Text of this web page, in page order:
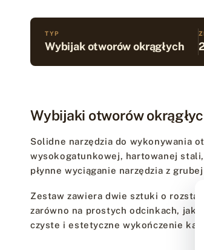
TYP
Wybijak otworów okrągłych
Wybijaki otworów
Solidne narzędzia do wykonywania
wysokogatunkowej, hartowanej
płynne wyciąganie narzędzia z
Zestaw zawiera dwie sztuki o
zarówno na prostych odcinkach, jak i
czyste i estetyczne wykończenie